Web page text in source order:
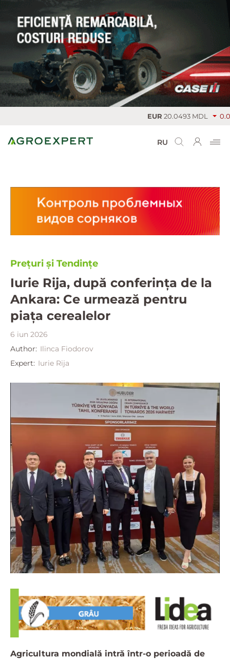
EUR20.0493 MDL
RU
Prețuri și Tendințe
Iurie Rija, după conferința de la
Ankara: Ce urmează pentru
piața cerealelor
6 iun 2026
Author: Ilinca Fiodorov
Expert: Iurie Rija
Agricultura mondială intră într-o perioadă de